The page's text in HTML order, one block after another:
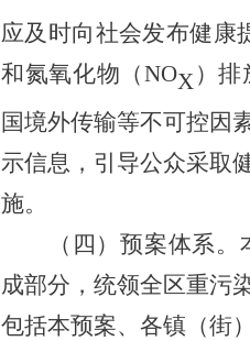
应及时向社会发布健康
和氮氧化物（NOX）排
国境外传输等不可控因
示信息，引导公众采取
施。
（四）预案体系。
成部分，统领全区重污
包括本预案、各镇（街